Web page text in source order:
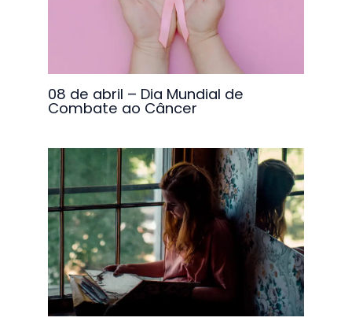
08 de abril – Dia Mundial de
Combate ao Câncer